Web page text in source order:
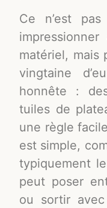
Ce n’est
matériel, mais
vingtaine
honnête :
tuiles de
une règle
est simple,
typiquement
peut poser
ou sortir